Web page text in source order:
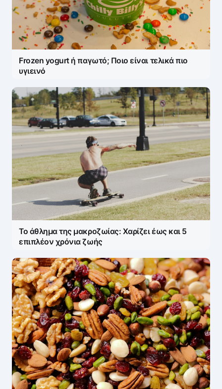
Frozen yogurt ή παγωτό; Ποιο είναι τελικά πιο
υγιεινό
Το άθλημα της μακροζωίας: Χαρίζει έως και 5
επιπλέον χρόνια ζωής